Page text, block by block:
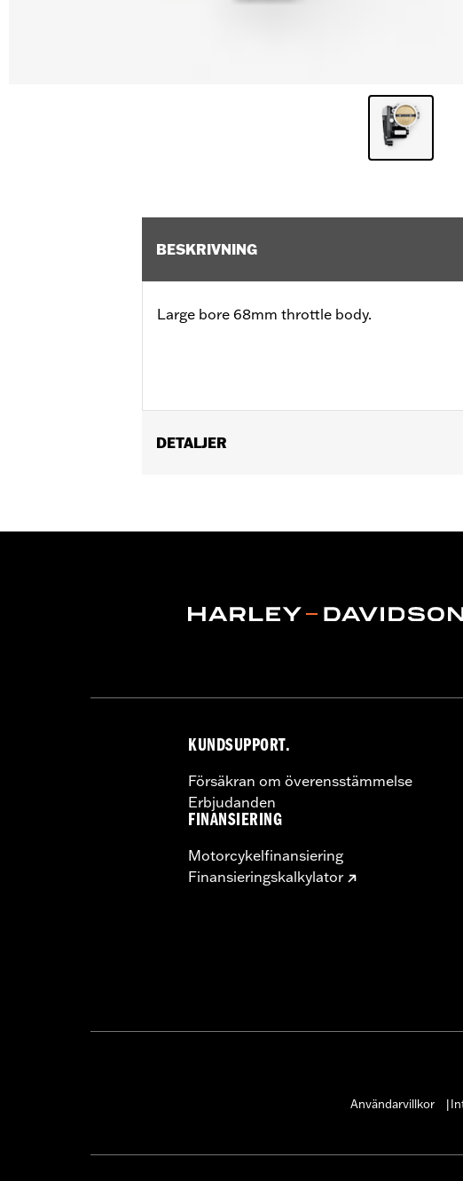
BESKRIVNING
Large bore 68mm throttle body.
DETALJER
Installation Instructions
Throttle body, seal, hardware and
WARRANTY:
Harley-Davidson® motorcycles modified
are NOT compliant for sale or use in
KUNDSUPPORT.
Försäkran om överensstämmelse
Erbjudanden
FINANSIERING
Motorcykelfinansiering
Finansieringskalkylator
Användarvillkor